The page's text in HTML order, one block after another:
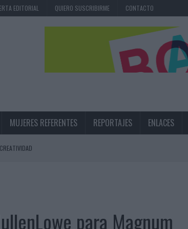
EDITORIAL QUIERO SUSCRIBIRME CONTACTO
MUJERES REFERENTES REPORTAJES ENLACES
TRANSFORMAR EL PATRIMONIO HISTÓRICO EN ACTIVOS CULTURALES Y
GESTIÓN DE SUS RELACIONES CON LOS MEDIOS
MARCA A LARGO PLAZO Y LA MEDICIÓN SON DOS CARAS DE LA MISMA
para Magnum